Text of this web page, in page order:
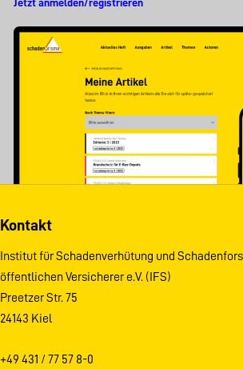
Jetzt anmelden/registrieren
Kontakt
Institut für Schadenverhütung und
öffentlichen Versicherer e.V. (IFS)
Preetzer Str. 75
24143 Kiel
+49 431 / 77 57 8-0